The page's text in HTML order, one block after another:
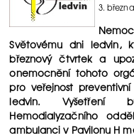
3.
Světovému dni ledvin,
březnový čtvrtek a
onemocnění tohoto
pro veřejnost
ledvin. Vyšetření
Hemodialyzačního
ambulanci v Pavilonu H